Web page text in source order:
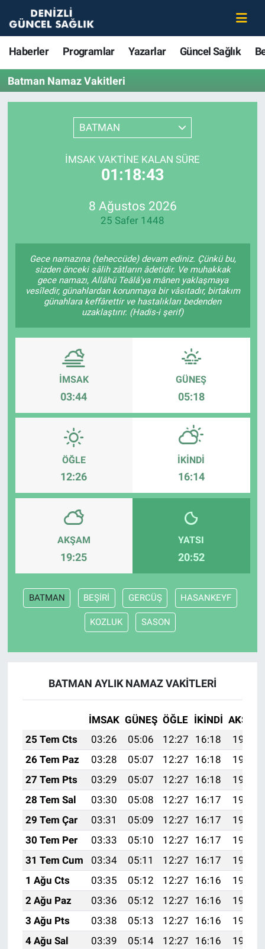
Haberler Programlar Yazarlar Güncel Sağlık
Batman Namaz Vakitleri
BATMAN
İMSAK VAKTINE KALAN SÜRE
01:18:43
8 Ağustos 2026
25 Safer 1448
Gece namazına (teheccüde) devam ediniz. Çünkü bu,
sizden önceki sâlih zâtların âdetidir. Ve muhakkak
gece namazı, Allâhü Teâlâ'ya mânen yaklaşmaya
vesîledir, günahlardan korunmaya bir vâsıtadır, birtakım
günahlara keffârettir ve hastalıkları bedenden
uzaklaştırır. (Hadis-i şerif)
İMSAK
03:44
GÜNEŞ
05:18
ÖĞLE
12:26
İKINDI
16:14
AKŞAM
19:25
YATSI
20:52
BATMAN BEŞİRİ GERCÜŞ HASANKEYF
KOZLUK SASON
BATMAN AYLIK NAMAZ VAKITLERI
İMSAK GÜNEŞ ÖĞLE İKINDI AKŞAM
25 Tem Cts
03:26 05:06 12:27 16:18
19:38
26 Tem Paz
03:28 05:07 12:27 16:18
19:38
27 Tem Pts
03:29 05:07 12:27 16:18
19:37
28 Tem Sal
03:30 05:08 12:27 16:17
19:36
29 Tem Çar
03:31 05:09 12:27 16:17
19:35
30 Tem Per
03:33 05:10 12:27 16:17
19:34
31 Tem Cum
03:34 05:11 12:27 16:17
19:33
1 Ağu Cts
03:35 05:12 12:27 16:16
19:32
2 Ağu Paz
03:36 05:12 12:27 16:16
19:31
3 Ağu Pts
03:38 05:13 12:27 16:16
19:30
4 Ağu Sal
03:39 05:14 12:27 16:16
19:29
Haberler
Programlar
Yazarlar
Güncel Sağlık
Beslenme
Estetik ve Güzellik
Merkezefendi Nöbetçi Eczaneler
Merkezefendi Hava Durumu
Merkezefendi Trafik Yoğunluk Haritası
Süper Lig Puan Durumu ve Fikstür
Tüm Manşetler